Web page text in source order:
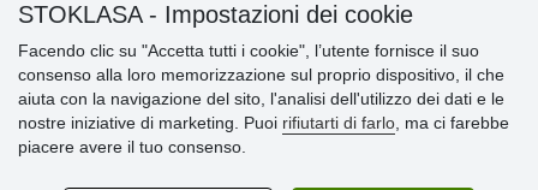
» Impostazioni dei cookie
» Termini & Condizioni
» Informativa sulla Privacy
» Consegna e pagamento
» Garanzia e resi
» Programma fedeltà
STOKLASA - Impostazioni dei cookie
Facendo clic su "Accetta tutti i cookie", l’utente fornisce il suo
consenso alla loro memorizzazione sul proprio dispositivo, il che
aiuta con la navigazione del sito, l'analisi dell'utilizzo dei dati e le
nostre iniziative di marketing. Puoi rifiutarti di farlo , ma ci farebbe
piacere avere il tuo consenso.